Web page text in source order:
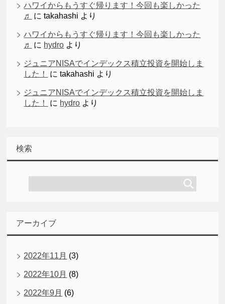
ハワイからもうすぐ帰ります！今回も楽しかった
♬
にtakahashi より
ハワイからもうすぐ帰ります！今回も楽しかった
♬
に hydro より
ジュニアNISAでインデックス積立投資を開始しま
した！
にtakahashi より
ジュニアNISAでインデックス積立投資を開始しま
した！
に hydro より
検索
アーカイブ
2022年11月 (3)
2022年10月 (8)
2022年9月 (6)